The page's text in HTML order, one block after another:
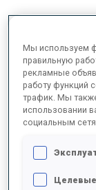
РЕЗУЛЬТАТЫ
Мы используем
правильную
рекламные
работу функций
трафик. Мы
использовании
социальным